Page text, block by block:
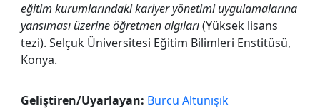
eğitim kurumlarındaki kariyer yönetimi uygulamalarına
yansıması üzerine öğretmen algıları(Yüksek lisans
tezi). Selçuk Üniversitesi Eğitim Bilimleri Enstitüsü,
Konya.
Geliştiren/Uyarlayan: Burcu Altunışık